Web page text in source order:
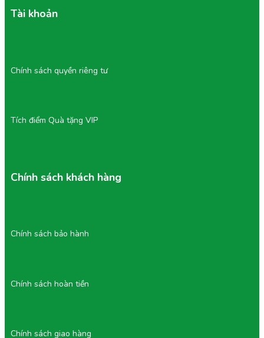
Chính sách khách hàng
Chính sách bảo hành
Chính sách hoàn tiền
Chính sách giao hàng
Tích điểm Quà tặng VIP
Chính sách quyền riêng tư
Tài khoản